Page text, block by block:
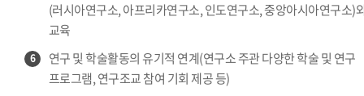
(러시아연구소, 아프리카연구소, 인도연구소, 중앙아시아연구소)
교육
6
연구 및 학술활동의 유기적 연계(연구소 주관 다양한 학술 및 연구
프로그램, 연구조교 참여 기회 제공 등)